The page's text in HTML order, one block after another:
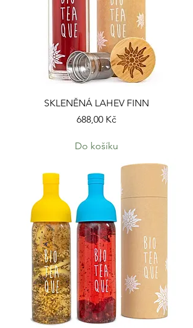
SKLENĚNÁ LAHEV FINN
Cena
688,00 Kč
Do košíku